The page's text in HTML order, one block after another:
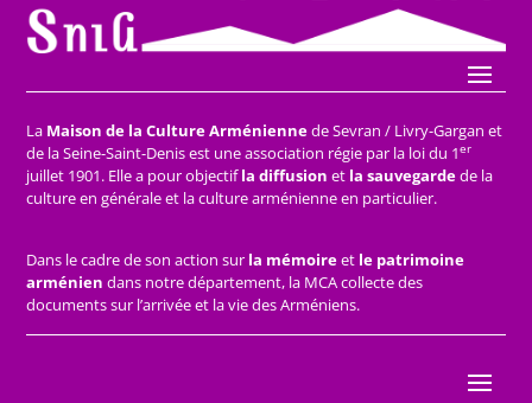
La Maison de la Culture Arméniennede Sevran / Livry-Gargan et
de la Seine-Saint-Denis est une association régie par la loi du 1er
juillet 1901. Elle a pour objectifla diffusion et la sauvegardede la
culture en générale et la culture arménienne en particulier.
Dans le cadre de son action sur la mémoireet le patrimoine
arménien dans notre département, la MCA collecte des
documents sur l’arrivée et la vie des Arméniens.